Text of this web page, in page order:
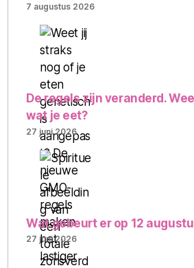
7 augustus 2026
De regels zijn veranderd.
wat je eet?
27 juni 2026
Wat gebeurt er op 12
27 juni 2026